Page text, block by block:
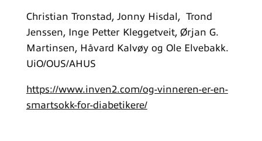
Christian Tronstad, Jonny Hisdal, Trond
Jenssen, Inge Petter Kleggetveit, Ørjan G.
Martinsen, Håvard Kalvøy og Ole Elvebakk.
UiO/OUS/AHUS
https://www.inven2.com/og-vinneren-er-en-
smartsokk-for-diabetikere/